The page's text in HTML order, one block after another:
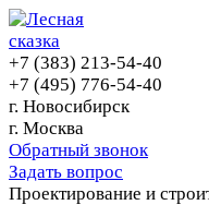
+7 (383) 213-54-40
+7 (495) 776-54-40
г. Новосибирск
г. Москва
Обратный звонок
Задать вопрос
Проектирование и